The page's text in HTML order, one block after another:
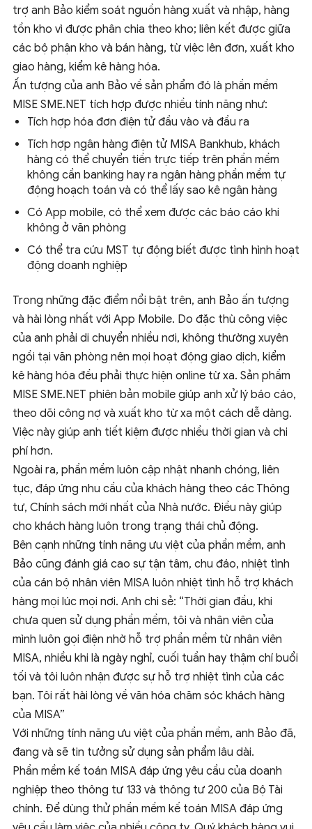
trợ anh Bảo kiểm soát nguồn hàng xuất và nhập, hàng
tồn kho vì được phân chia theo kho; liên kết được giữa
các bộ phận kho và bán hàng, từ việc lên đơn, xuất kho
giao hàng, kiểm kê hàng hóa.
Ấn tượng của anh Bảo về sản phẩm đó là phần mềm
MISE SME.NET tích hợp được nhiều tính năng như:
Tích hợp hóa đơn điện tử đầu vào và đầu ra
Tích hợp ngân hàng điện tử MISA Bankhub, khách
hàng có thể chuyển tiền trực tiếp trên phần mềm
không cần banking hay ra ngân hàng phần mềm tự
động hoạch toán và có thể lấy sao kê ngân hàng
Có App mobile, có thể xem được các báo cáo khi
không ở văn phòng
Có thể tra cứu MST tự động biết được tình hình hoạt
động doanh nghiệp
Trong những đặc điểm nổi bật trên, anh Bảo ấn tượng
và hài lòng nhất với App Mobile. Do đặc thù công việc
của anh phải di chuyển nhiều nơi, không thường xuyên
ngồi tại văn phòng nên mọi hoạt động giao dịch, kiểm
kê hàng hóa đều phải thực hiện online từ xa. Sản phầm
MISE SME.NET phiên bản mobile giúp anh xử lý báo cáo,
theo dõi công nợ và xuất kho từ xa một cách dễ dàng.
Việc này giúp anh tiết kiệm được nhiều thời gian và chi
phí hơn.
Ngoài ra, phần mềm luôn cập nhật nhanh chóng, liên
tục, đáp ứng nhu cầu của khách hàng theo các Thông
tư, Chính sách mới nhất của Nhà nước. Điều này giúp
cho khách hàng luôn trong trạng thái chủ động.
Bên cạnh những tính năng ưu việt của phần mềm, anh
Bảo cũng đánh giá cao sự tận tâm, chu đáo, nhiệt tình
của cán bộ nhân viên MISA luôn nhiệt tình hỗ trợ khách
hàng mọi lúc mọi nơi. Anh chi sẻ: “Thời gian đầu, khi
chưa quen sử dụng phần mềm, tôi và nhân viên của
mình luôn gọi điện nhờ hỗ trợ phần mềm từ nhân viên
MISA, nhiều khi là ngày nghỉ, cuối tuần hay thậm chí buổi
tối và tôi luôn nhận được sự hỗ trợ nhiệt tình của các
bạn. Tôi rất hài lòng về văn hóa chăm sóc khách hàng
của MISA”
Với những tính năng ưu việt của phần mềm, anh Bảo đã,
đang và sẽ tin tưởng sử dụng sản phẩm lâu dài.
Phần mềm kế toán MISA đáp ứng yêu cầu của doanh
nghiệp theo thông tư 133 và thông tư 200 của Bộ Tài
chính. Để dùng thử phần mềm kế toán MISA đáp ứng